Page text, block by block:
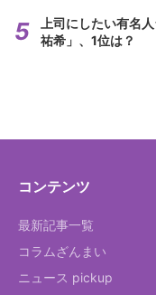
上司にしたい有名
祐希」、1位は？
コンテンツ
最新記事一覧
コラムざんまい
ニュース pickup